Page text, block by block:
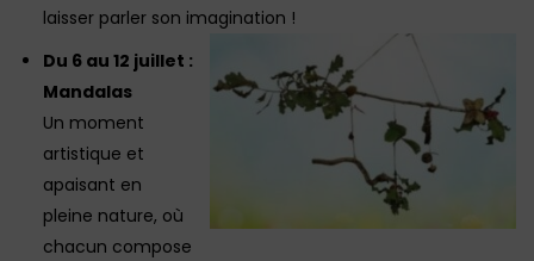
laisser parler son imagination !
Du 6 au 12 juillet :
Mandalas
Un moment
artistique et
apaisant en
pleine nature, où
chacun compose